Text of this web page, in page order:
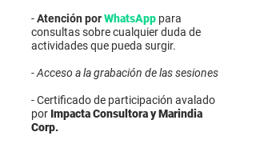
-Atención porWhatsApp para
consultas sobre cualquier duda de
actividades que pueda surgir.
- Acceso a la grabación de las sesiones
- Certificado de participación avalado
por Impacta Consultora y Marindia
Corp.